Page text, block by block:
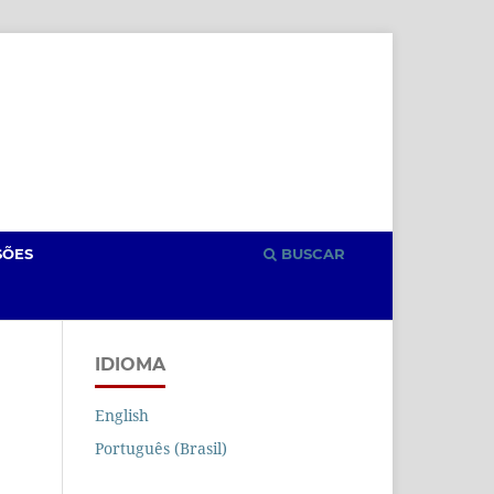
BUSCAR
IDIOMA
English
Português (Brasil)